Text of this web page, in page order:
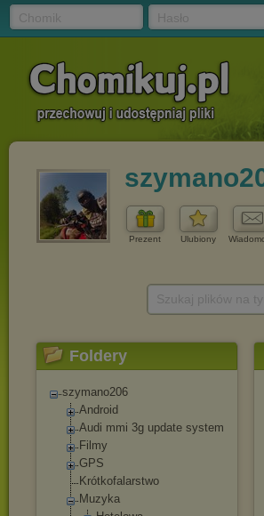
Prezent Ulubiony
Foldery
szymano206
Android
Audi mmi 3g update system
Filmy
GPS
Krótkofalarstwo
Muzyka